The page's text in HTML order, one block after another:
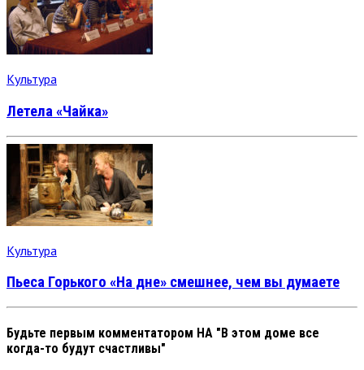
Культура
Летела «Чайка»
Культура
Пьеса Горького «На дне» смешнее, чем вы думаете
Будьте первым комментатором НА "В этом доме все
когда-то будут счастливы"